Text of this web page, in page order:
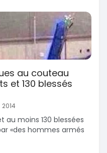
au couteau
et 130 blessés
moins 130 blessées
«des hommes armés